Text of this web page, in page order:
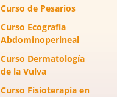
Curso de Pesarios
Curso Ecografía
Abdominoperineal
Curso Dermatología
de la Vulva
Curso Fisioterapia en